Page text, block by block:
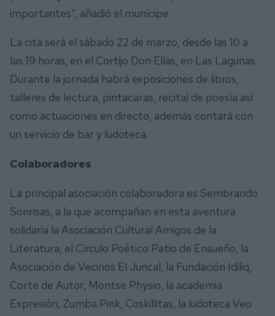
importantes”, añadió el munícipe.
La cita será el sábado 22 de marzo, desde las 10 a
las 19 horas, en el Cortijo Don Elías, en Las Lagunas.
Durante la jornada habrá exposiciones de libros,
talleres de lectura, pintacaras, recital de poesía así
como actuaciones en directo, además contará con
un servicio de bar y ludoteca.
Colaboradores
La principal asociación colaboradora es Sembrando
Sonrisas, a la que acompañan en esta aventura
solidaria la Asociación Cultural Amigos de la
Literatura, el Círculo Poético Patio de Ensueño, la
Asociación de Vecinos El Juncal, la Fundación Idiliq,
Corte de Autor, Montse Physio, la academia
Expresión, Zumba Pink, Coskillitas, la ludoteca Veo